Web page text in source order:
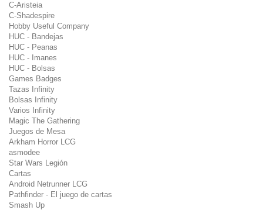
C-Aristeia
C-Shadespire
Hobby Useful Company
HUC - Bandejas
HUC - Peanas
HUC - Imanes
HUC - Bolsas
Games Badges
Tazas Infinity
Bolsas Infinity
Varios Infinity
Magic The Gathering
Juegos de Mesa
Arkham Horror LCG
asmodee
Star Wars Legión
Cartas
Android Netrunner LCG
Pathfinder - El juego de cartas
Smash Up